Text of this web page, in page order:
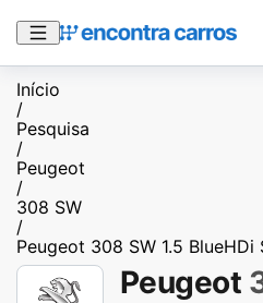
Início
/
Pesquisa
/
Peugeot
/
308 SW
/
Peugeot 308 SW 1.5 BlueHDi
Peugeot